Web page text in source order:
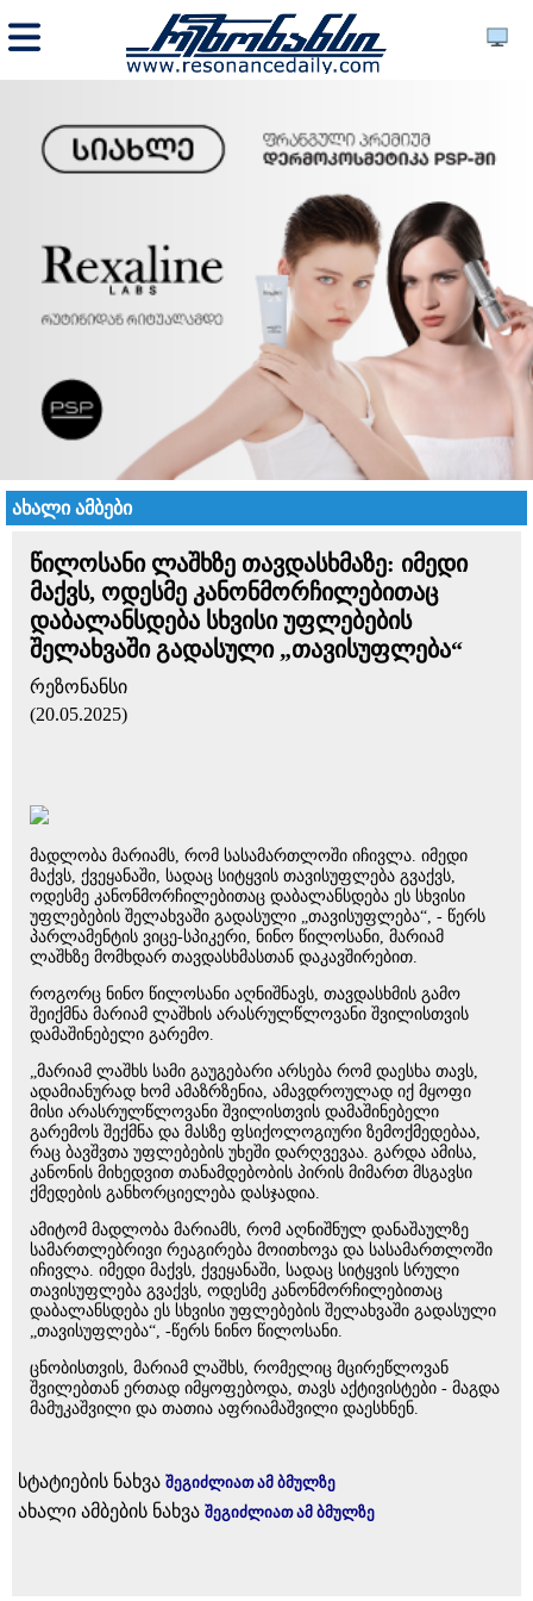
ახალი ამბები
წილოსანი ლაშხზე თავდასხმაზე: იმედი
მაქვს, ოდესმე კანონმორჩილებითაც
დაბალანსდება სხვისი უფლებების
შელახვაში გადასული „თავისუფლება“
რეზონანსი
(20.05.2025)
მადლობა მარიამს, რომ სასამართლოში იჩივლა. იმედი
მაქვს, ქვეყანაში, სადაც სიტყვის თავისუფლება გვაქვს,
ოდესმე კანონმორჩილებითაც დაბალანსდება ეს სხვისი
უფლებების შელახვაში გადასული „თავისუფლება“, - წერს
პარლამენტის ვიცე-სპიკერი, ნინო წილოსანი, მარიამ
ლაშხზე მომხდარ თავდასხმასთან დაკავშირებით.
როგორც ნინო წილოსანი აღნიშნავს, თავდასხმის გამო
შეიქმნა მარიამ ლაშხის არასრულწლოვანი შვილისთვის
დამაშინებელი გარემო.
„მარიამ ლაშხს სამი გაუგებარი არსება რომ დაესხა თავს,
ადამიანურად ხომ ამაზრზენია, ამავდროულად იქ მყოფი
მისი არასრულწლოვანი შვილისთვის დამაშინებელი
გარემოს შექმნა და მასზე ფსიქოლოგიური ზემოქმედებაა,
რაც ბავშვთა უფლებების უხეში დარღვევაა. გარდა ამისა,
კანონის მიხედვით თანამდებობის პირის მიმართ მსგავსი
ქმედების განხორციელება დასჯადია.
ამიტომ მადლობა მარიამს, რომ აღნიშნულ დანაშაულზე
სამართლებრივი რეაგირება მოითხოვა და სასამართლოში
იჩივლა. იმედი მაქვს, ქვეყანაში, სადაც სიტყვის სრული
თავისუფლება გვაქვს, ოდესმე კანონმორჩილებითაც
დაბალანსდება ეს სხვისი უფლებების შელახვაში გადასული
„თავისუფლება“, -წერს ნინო წილოსანი.
ცნობისთვის, მარიამ ლაშხს, რომელიც მცირეწლოვან
შვილებთან ერთად იმყოფებოდა, თავს აქტივისტები - მაგდა
მამუკაშვილი და თათია აფრიამაშვილი დაესხნენ.
სტატიების ნახვა შეგიძლიათ ამ ბმულზე
ახალი ამბების ნახვა შეგიძლიათ ამ ბმულზე